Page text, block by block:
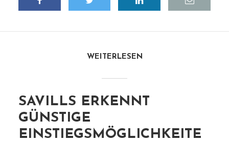
WEITERLESEN
SAVILLS ERKENNT
GÜNSTIGE
EINSTIEGSMÖGLICHKEITE